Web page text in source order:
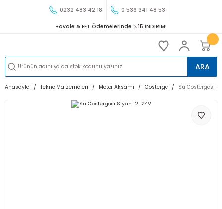
0232 483 42 18 0 536 341 48 53
Havale & EFT Ödemelerinde %15 İNDİRİM!
ARA
Anasayfa Tekne Malzemeleri Motor Aksamı Gösterge Su Göstergesi